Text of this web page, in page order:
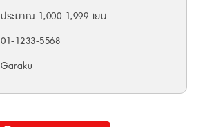
ประมาณ 1,000-1,999 เยน
01-1233-5568
Garaku